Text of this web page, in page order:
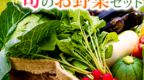
TOP 定期便 【選べる回数】【定期
TOP 定期便 野菜(定期便) 【